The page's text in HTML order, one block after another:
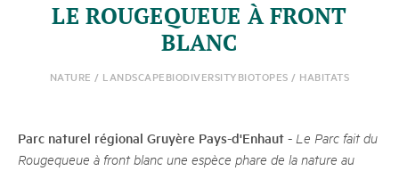
LE ROUGEQUEUE À FRONT
BLANC
NATURE / LANDSCAPEBIODIVERSITYBIOTOPES / HABITATS
Parc naturel régional Gruyère Pays-d'Enhaut - Le Parc fait du
Rougequeue à front blanc une espèce phare de la nature au